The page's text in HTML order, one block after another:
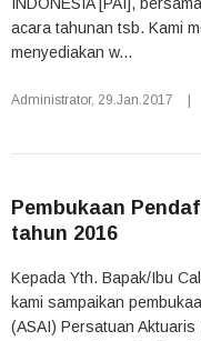
acara tahunan tsb. Kami
menyediakan w...
Administrator, 29.Jan.2017
Pembukaan
tahun 2016
Kepada Yth. Bapak/Ibu
kami sampaikan
(ASAI) Persatuan